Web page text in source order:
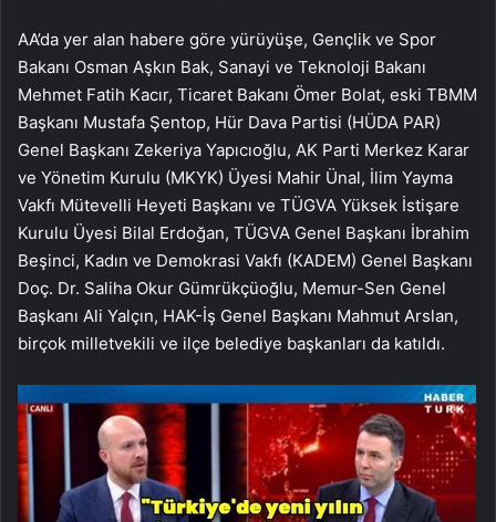
AA’da yer alan habere göre yürüyüşe, Gençlik ve Spor
Bakanı Osman Aşkın Bak, Sanayi ve Teknoloji Bakanı
Mehmet Fatih Kacır, Ticaret Bakanı Ömer Bolat, eski TBMM
Başkanı Mustafa Şentop, Hür Dava Partisi (HÜDA PAR)
Genel Başkanı Zekeriya Yapıcıoğlu, AK Parti Merkez Karar
ve Yönetim Kurulu (MKYK) Üyesi Mahir Ünal, İlim Yayma
Vakfı Mütevelli Heyeti Başkanı ve TÜGVA Yüksek İstişare
Kurulu Üyesi Bilal Erdoğan, TÜGVA Genel Başkanı İbrahim
Beşinci, Kadın ve Demokrasi Vakfı (KADEM) Genel Başkanı
Doç. Dr. Saliha Okur Gümrükçüoğlu, Memur-Sen Genel
Başkanı Ali Yalçın, HAK-İş Genel Başkanı Mahmut Arslan,
birçok milletvekili ve ilçe belediye başkanları da katıldı.